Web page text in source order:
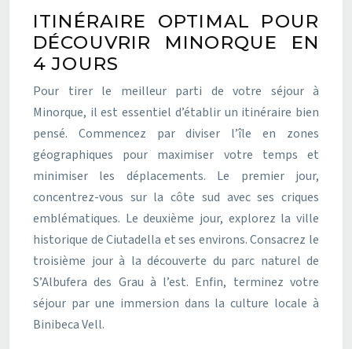
ITINÉRAIRE OPTIMAL POUR
DÉCOUVRIR MINORQUE EN
4 JOURS
Pour tirer le meilleur parti de votre séjour à
Minorque, il est essentiel d’établir un itinéraire bien
pensé. Commencez par diviser l’île en zones
géographiques pour maximiser votre temps et
minimiser les déplacements. Le premier jour,
concentrez-vous sur la côte sud avec ses criques
emblématiques. Le deuxième jour, explorez la ville
historique de Ciutadella et ses environs. Consacrez le
troisième jour à la découverte du parc naturel de
S’Albufera des Grau à l’est. Enfin, terminez votre
séjour par une immersion dans la culture locale à
Binibeca Vell.